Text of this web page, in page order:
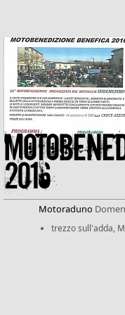
2016
Motoraduno
trezzo sull'adda,